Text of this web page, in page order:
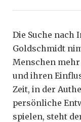
Die Suche nach
Goldschmidt
Menschen
und ihren
Zeit, in der
persönliche
spielen, steht